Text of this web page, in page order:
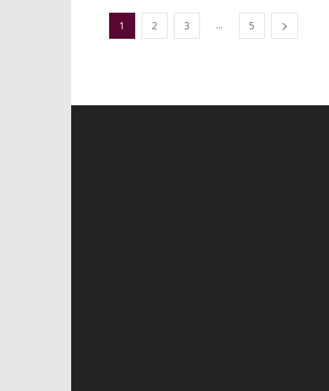
1 2 3 ... 5